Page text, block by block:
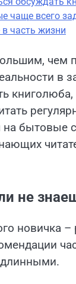
чаще всего
в часть жизни
чем
бытовые
не
новичка
длинными.